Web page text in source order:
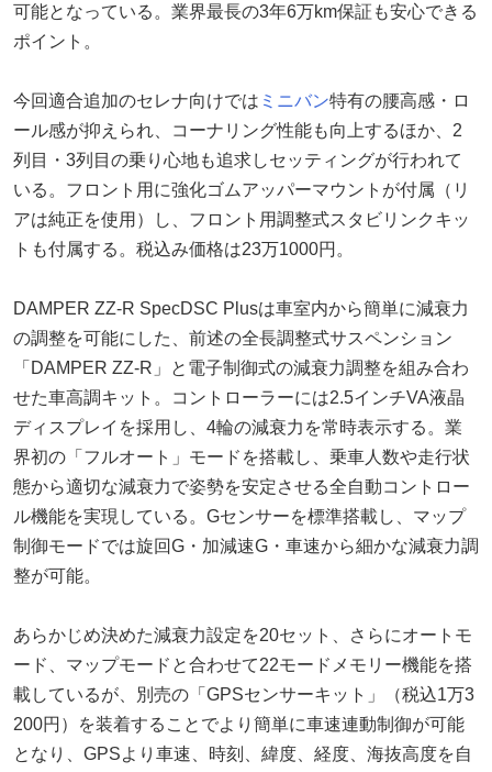
可能となっている。業界最長の3年6万km保証も安心できる
ポイント。
今回適合追加のセレナ向けでは ミニバン特有の腰高感・ロ
ール感が抑えられ、コーナリング性能も向上するほか、2
列目・3列目の乗り心地も追求しセッティングが行われて
いる。フロント用に強化ゴムアッパーマウントが付属（リ
アは純正を使用）し、フロント用調整式スタビリンクキッ
トも付属する。税込み価格は23万1000円。
DAMPER ZZ-R SpecDSC Plusは車室内から簡単に減衰力
の調整を可能にした、前述の全長調整式サスペンション
「DAMPER ZZ-R」と電子制御式の減衰力調整を組み合わ
せた車高調キット。コントローラーには2.5インチVA液晶
ディスプレイを採用し、4輪の減衰力を常時表示する。業
界初の「フルオート」モードを搭載し、乗車人数や走行状
態から適切な減衰力で姿勢を安定させる全自動コントロー
ル機能を実現している。Gセンサーを標準搭載し、マップ
制御モードでは旋回G・加減速G・車速から細かな減衰力調
整が可能。
あらかじめ決めた減衰力設定を20セット、さらにオートモ
ード、マップモードと合わせて22モードメモリー機能を搭
載しているが、別売の「GPSセンサーキット」（税込1万3
200円）を装着することでより簡単に車速連動制御が可能
となり、GPSより車速、時刻、緯度、経度、海抜高度を自